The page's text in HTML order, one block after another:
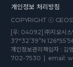
개인정보 처리방침
COPYRIGHT ⓒ
[우: 04092] ㈜지오시스
37°32’39”N
개인정보관리책임자 :
702-7530 | email: